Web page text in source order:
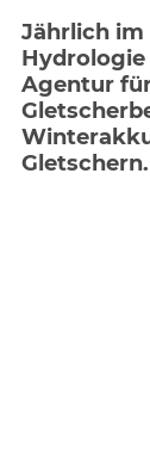
Jährlich im
Hydrologie
Agentur
Gletschern.